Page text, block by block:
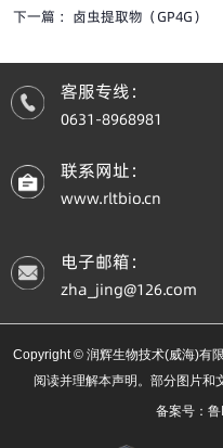
下一篇 ： 卤虫提取物（GP4G）
客服专线：
0631-8968981
联系网址：
www.rltbio.cn
电子邮箱：
zha_jing@126.com
Copyright © 润辉生物技术(威海)有
阅读并理解本声明。部分图片和
备案号：